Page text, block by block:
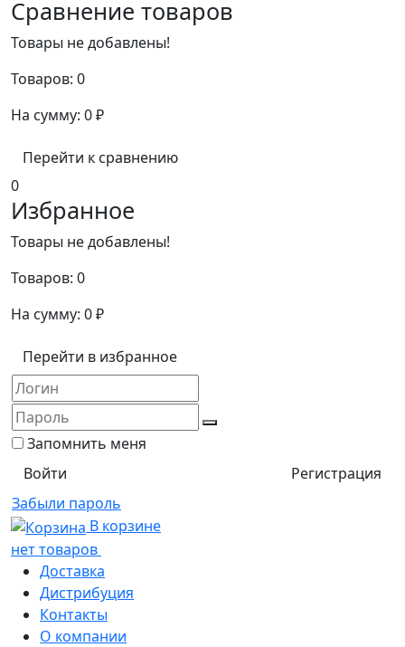
Сравнение товаров
Товары не добавлены!
Товаров: 0
На сумму: 0₽
Перейти к сравнению
0
Избранное
Товары не добавлены!
Товаров: 0
На сумму: 0₽
Перейти в избранное
Запомнить меня
Регистрация
Забыли пароль
В корзине
нет товаров
Доставка
Дистрибуция
Контакты
О компании